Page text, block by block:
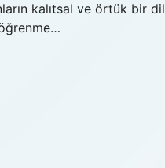
kalıtsal ve örtük bir